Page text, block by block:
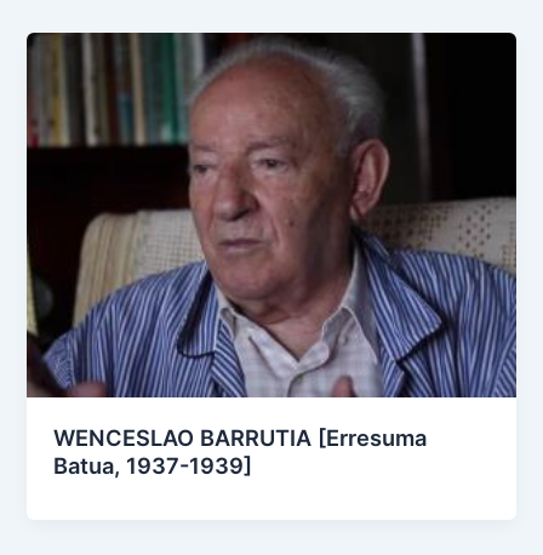
WENCESLAO BARRUTIA [Erresuma
Batua, 1937-1939]